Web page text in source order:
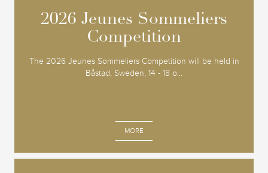
2026 Jeunes Sommeliers
Competition
The 2026 Jeunes Sommeliers Competition will be held in
Båstad, Sweden, 14 - 18 o...
MORE
2026 Jeunes Sommeliers
Competition